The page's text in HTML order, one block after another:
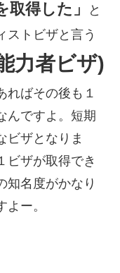
得した」
と
ストビザと言う
力者ビザ)
ればその後も１
んですよ。短期
ビザとなりま
ビザが取得でき
知名度がかなり
ー。